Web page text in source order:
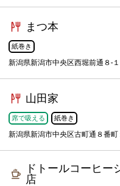
まつ本
紙巻き
新潟県新潟市中央区西堀前通８-
山田家
席で吸える 紙巻き
新潟県新潟市中央区古町通８番
ドトールコーヒー
店